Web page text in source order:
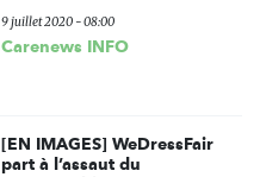
9 juillet 2020 - 08:00
Carenews INFO
[EN IMAGES] WeDressFair
part à l’assaut du